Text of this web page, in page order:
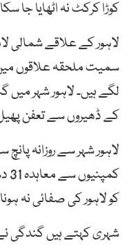
کوڑا کرکٹ نہ اٹھایا جا
لاہور کے علاقے شمالی
سمیت ملحقہ علاقوں
لگے ہیں۔ لاہور شہر
کے ڈھیروں سے تعفن
لاہور شہر سے روزانہ پانچ
کو لاہور کی صفائی نہ ہونا
شہری کہتے ہیں گندگی